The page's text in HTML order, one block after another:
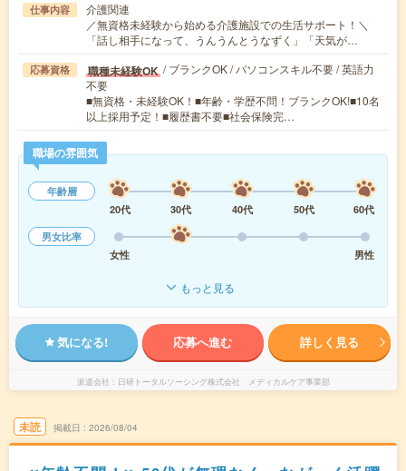
仕事内容
介護関連
／無資格未経験から始める介護施設での生活サポート！＼
「話し相手になって、うんうんとうなずく」「天気が…
応募資格 職種未経験OK / ブランクOK / パソコンスキル不要 / 英語力
不要
■無資格・未経験OK！■年齢・学歴不問！ブランクOK!■10名
以上採用予定！■履歴書不要■社会保険完…
職場の雰囲気
年齢層
20代
30代 40代 50代
60代
男女比率
女性
男性
もっと見る
気になる! 応募へ進む 詳しく見る
派遣会社 日研トータルソーシング株式会社 メディカルケア事業部
未読 掲載日 2026/08/04